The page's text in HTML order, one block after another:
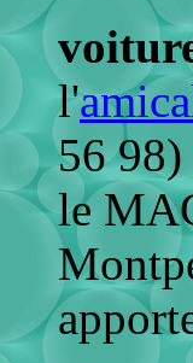
l'
56 98)
le